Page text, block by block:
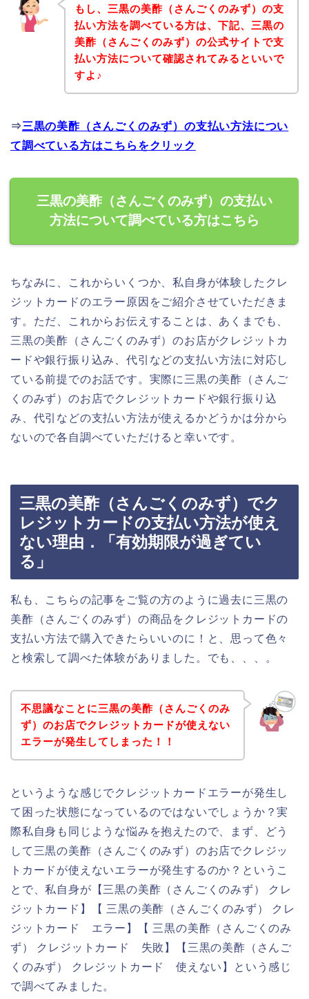
もし、三黒の美酢（さんごくのみず）の支
払い方法を調べている方は、下記、三黒の
美酢（さんごくのみず）の公式サイトで支
払い方法について確認されてみるといいで
すよ♪
⇒三黒の美酢（さんごくのみず）の支払い方法につい
て調べている方はこちらをクリック
三黒の美酢（さんごくのみず）の支払い
方法について調べている方はこちら
ちなみに、これからいくつか、私自身が体験したクレ
ジットカードのエラー原因をご紹介させていただきま
す。ただ、これからお伝えすることは、あくまでも、
三黒の美酢（さんごくのみず）のお店がクレジットカ
ードや銀行振り込み、代引などの支払い方法に対応し
ている前提でのお話です。実際に三黒の美酢（さんご
くのみず）のお店でクレジットカードや銀行振り込
み、代引などの支払い方法が使えるかどうかは分から
ないので各自調べていただけると幸いです。
三黒の美酢（さんごくのみず）でク
レジットカードの支払い方法が使え
ない理由．「有効期限が過ぎてい
る」
私も、こちらの記事をご覧の方のように過去に三黒の
美酢（さんごくのみず）の商品をクレジットカードの
支払い方法で購入できたらいいのに！と、思って色々
と検索して調べた体験がありました。でも、、、。
不思議なことに三黒の美酢（さんごくのみ
ず）のお店でクレジットカードが使えない
エラーが発生してしまった！！
というような感じでクレジットカードエラーが発生し
て困った状態になっているのではないでしょうか？実
際私自身も同じような悩みを抱えたので、まず、どう
して三黒の美酢（さんごくのみず）のお店でクレジッ
トカードが使えないエラーが発生するのか？というこ
とで、私自身が【三黒の美酢（さんごくのみず） クレ
ジットカード】【 三黒の美酢（さんごくのみず） クレ
ジットカード エラー】【 三黒の美酢（さんごくのみ
ず） クレジットカード 失敗】【三黒の美酢（さんご
くのみず） クレジットカード 使えない】という感じ
で調べてみました。